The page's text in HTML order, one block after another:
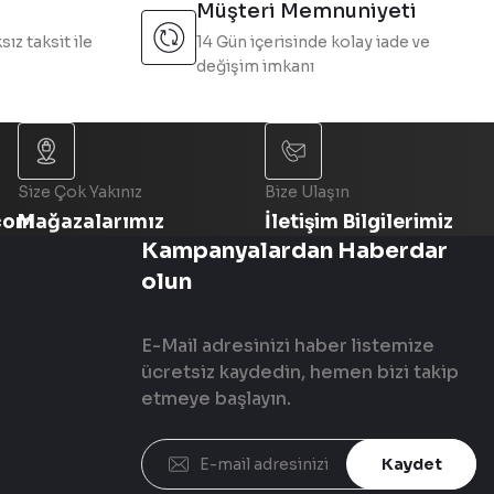
taksit ile
Müşteri Memnuniyeti
14 Gün içerisinde kolay iade ve
değişim imkanı
Size Çok Yakınız
Mağazalarımız
Bize Ulaşın
İletişim Bilgilerimiz
Kampanyalardan Haberdar
olun
E-Mail adresinizi haber listemize
ücretsiz kaydedin, hemen bizi takip
etmeye başlayın.
Kaydet